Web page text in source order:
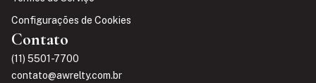
Configurações de Cookies
Contato
(11) 5501-7700
contato@awrelty.com.br